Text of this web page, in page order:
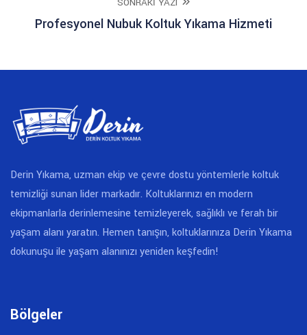
SONRAKI YAZI
Profesyonel Nubuk Koltuk Yıkama Hizmeti
Derin Yıkama, uzman ekip ve çevre dostu yöntemlerle koltuk
temizliği sunan lider markadır. Koltuklarınızı en modern
ekipmanlarla derinlemesine temizleyerek, sağlıklı ve ferah bir
yaşam alanı yaratın. Hemen tanışın, koltuklarınıza Derin Yıkama
dokunuşu ile yaşam alanınızı yeniden keşfedin!
Bölgeler